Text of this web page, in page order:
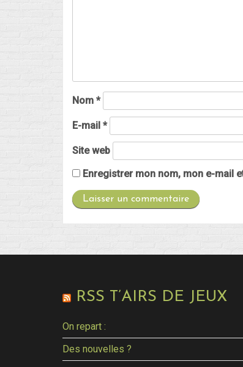
Nom *
E-mail *
Site web
Enregistrer mon nom, mon e-mail
RSS T’AIRS DE JEUX
On repart :
Des nouvelles ?